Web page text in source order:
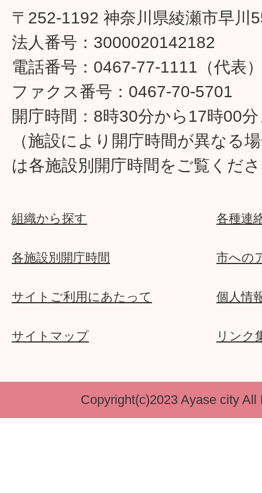
〒252-1192 神奈川県綾瀬市早川
法人番号：3000020142182
電話番号：0467-77-1111（代表
ファクス番号：0467-70-5701
開庁時間：8時30分から17時00
（施設により開庁時間が異なる
は各施設別開庁時間をご覧くだ
組織から探す 各種連
各施設別開庁時間 市への
サイトご利用にあたって 個人情
サイトマップ リンク
Copyright(c)2023 Ayase city